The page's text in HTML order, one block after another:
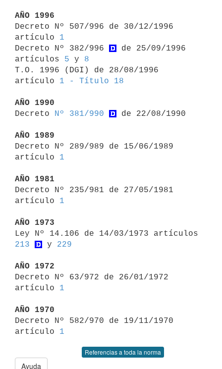
AÑO 1996
Decreto Nº 507/996 de 30/12/1996
artículo 1
Decreto Nº 382/996
de 25/09/1996
artículos 5 y 8
T.O. 1996 (DGI) de 28/08/1996
artículo 1 - Título 18
AÑO 1990
Decreto
Nº 381/990 de 22/08/1990
AÑO 1989
Decreto Nº 289/989 de 15/06/1989
artículo 1
AÑO 1981
Decreto Nº 235/981 de 27/05/1981
artículo 1
AÑO 1973
213
y 229
AÑO 1972
Decreto Nº 63/972 de 26/01/1972
artículo 1
AÑO 1970
Decreto Nº 582/970 de 19/11/1970
artículo 1
Referencias a toda la norma
Ayuda